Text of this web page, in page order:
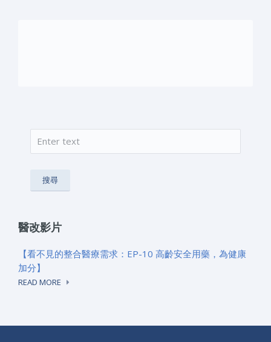
搜尋表單
搜尋
醫改影片
【看不見的整合醫療需求：EP-10 高齡安全用藥，為健康
加分】
READ MORE